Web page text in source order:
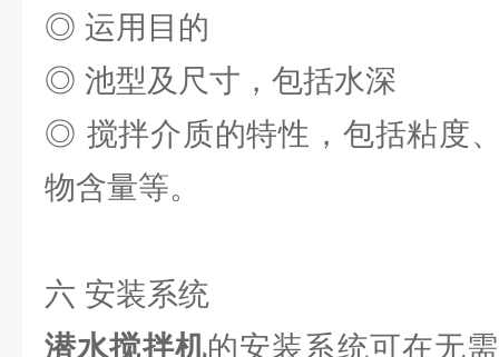
◎ 运用目的
◎ 池型及尺寸，包括水深
◎ 搅拌介质的特性，包括粘度
物含量等。
六 安装系统
潜水搅拌机的安装系统可在无